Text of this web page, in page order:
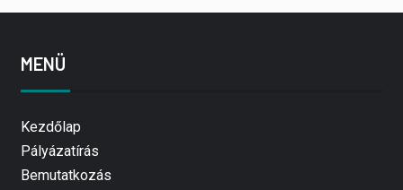
MENÜ
Kezdőlap
Pályázatírás
Bemutatkozás